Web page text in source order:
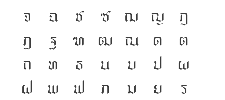
จ ฉ ช ซ ฌ ญ ฎ
ฏ ฐ ฑ ฒ ณ ด ต
ถ ท ธ น บ ป ผ
ฝ พ ฟ ภ ม ย ร